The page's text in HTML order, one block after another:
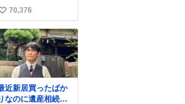
い
70,376
近新居買ったばか
なのに遺産相続で